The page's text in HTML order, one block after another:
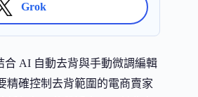
Grok
合 AI 自動去背與手動微調編輯
精確控制去背範圍的電商賣家